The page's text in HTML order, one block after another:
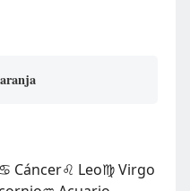
♋ Cáncer♌ Leo♍ Virgo